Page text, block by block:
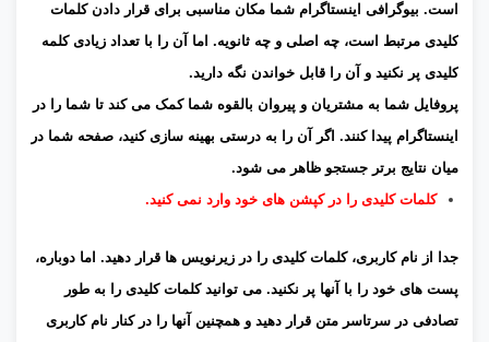
است. بیوگرافی اینستاگرام شما مکان مناسبی برای قرار دادن کلمات
کلیدی مرتبط است، چه اصلی و چه ثانویه. اما آن را با تعداد زیادی کلمه
کلیدی پر نکنید و آن را قابل خواندن نگه دارید.
پروفایل شما به مشتریان و پیروان بالقوه شما کمک می کند تا شما را در
اینستاگرام پیدا کنند. اگر آن را به درستی بهینه سازی کنید، صفحه شما در
میان نتایج برتر جستجو ظاهر می شود.
کلمات کلیدی را در کپشن های خود وارد نمی کنید.
جدا از نام کاربری، کلمات کلیدی را در زیرنویس ها قرار دهید. اما دوباره،
پست های خود را با آنها پر نکنید. می توانید کلمات کلیدی را به طور
تصادفی در سرتاسر متن قرار دهید و همچنین آنها را در کنار نام کاربری